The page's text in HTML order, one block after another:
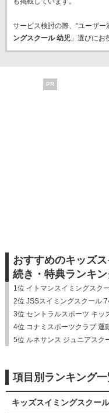
サービス検討の際、“ユーザー
ングスクール 幼児」選びにお
PR
おすすめのキッズ
続き・特典ランキ
1位 イトマンスイミングスク
2位 JSSスイミングスクール
3位 セントラルスポーツ キッ
4位 コナミスポーツクラブ 運
5位 ルネサンス ジュニアスク
項目別ランキング
キッズスイミングスクー